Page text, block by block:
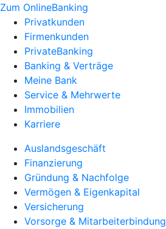
Zum OnlineBanking
Privatkunden
Firmenkunden
PrivateBanking
Banking & Verträge
Meine Bank
Service & Mehrwerte
Immobilien
Karriere
Auslandsgeschäft
Finanzierung
Gründung & Nachfolge
Vermögen & Eigenkapital
Versicherung
Vorsorge & Mitarbeiterbindung